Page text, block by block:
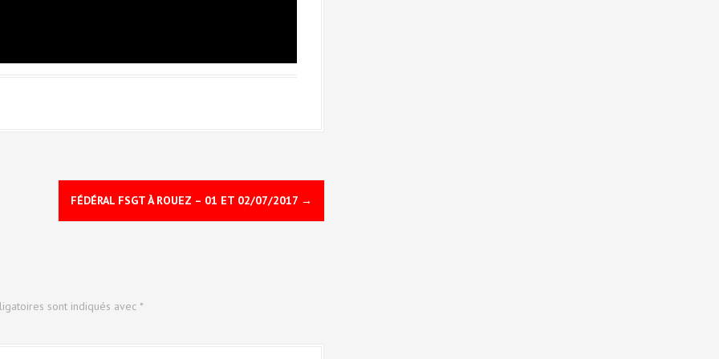
FÉDÉRAL FSGT À ROUEZ – 01 ET 02/07/2017 →
sont indiqués avec *